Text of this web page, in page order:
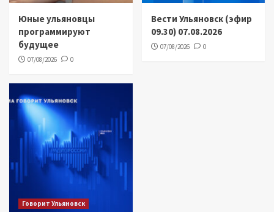
Юные ульяновцы
программируют
будущее
07/08/2026 0
Вести Ульяновск (эфир
09.30) 07.08.2026
07/08/2026 0
Говорит Ульяновск